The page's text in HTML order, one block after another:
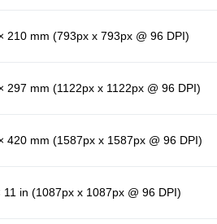
210 mm (793px x 793px @ 96 DPI)
297 mm (1122px x 1122px @ 96 DPI)
420 mm (1587px x 1587px @ 96 DPI)
11 in (1087px x 1087px @ 96 DPI)